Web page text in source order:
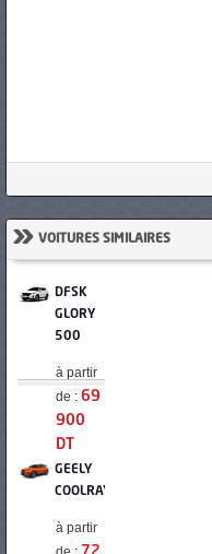
» VOITURES SIMILAIRES
DFSK
GLORY
500
à partir
de : 69
900
DT
GEELY
COOLRAY
à partir